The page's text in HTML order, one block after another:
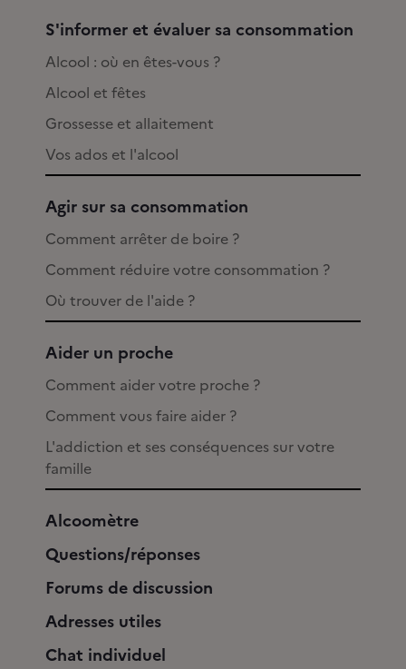
S'informer et évaluer sa consommation
Alcool : où en êtes-vous ?
Alcool et fêtes
Grossesse et allaitement
Vos ados et l'alcool
Agir sur sa consommation
Comment arrêter de boire ?
Comment réduire votre consommation ?
Où trouver de l'aide ?
Aider un proche
Comment aider votre proche ?
Comment vous faire aider ?
L'addiction et ses conséquences sur votre
famille
Alcoomètre
Questions/réponses
Forums de discussion
Adresses utiles
Chat individuel